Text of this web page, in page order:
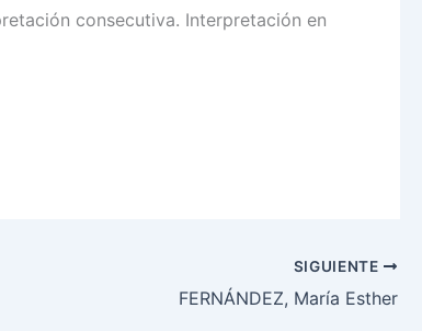
consecutiva. Interpretación en
SIGUIENTE
FERNÁNDEZ, María Esther